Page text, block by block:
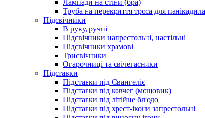
Лампади на стіни (бра)
Труба на перекриття троса для панікадила
Підсвічники
В руку, ручні
Підсвічники напрестольні, настільні
Підсвічники храмові
Трисвічники
Огарочниці та свічегасники
Підставки
Підставки під Євангеліє
Підставки під ковчег (мощовик)
Підставки під літійне блюдо
Підставки під хрест-ікони запрестольні